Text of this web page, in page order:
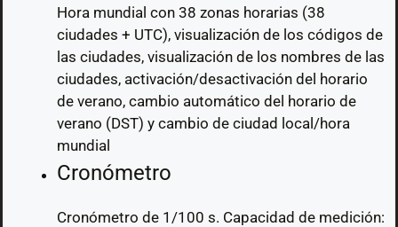
Hora mundial con 38 zonas horarias (38
ciudades + UTC), visualización de los códigos de
las ciudades, visualización de los nombres de las
ciudades, activación/desactivación del horario
de verano, cambio automático del horario de
verano (DST) y cambio de ciudad local/hora
mundial
Cronómetro
Cronómetro de 1/100 s. Capacidad de medición: